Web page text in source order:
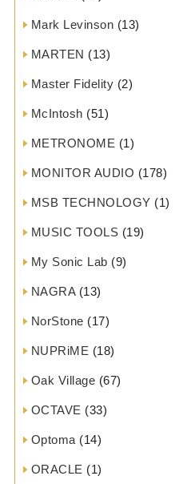
Mark Levinson (13)
MARTEN (13)
Master Fidelity (2)
McIntosh (51)
METRONOME (1)
MONITOR AUDIO (178)
MSB TECHNOLOGY (1)
MUSIC TOOLS (19)
My Sonic Lab (9)
NAGRA(13)
NorStone (17)
NUPRiME (18)
Oak Village (67)
OCTAVE (33)
Optoma (14)
ORACLE (1)